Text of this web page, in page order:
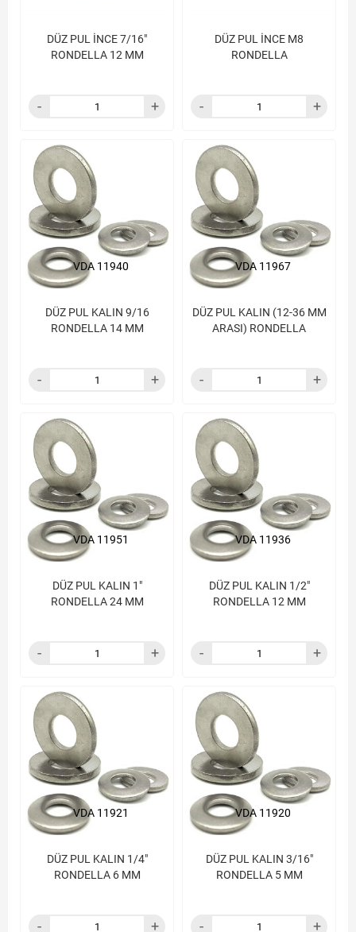
DÜZ PUL İNCE 7/16"
RONDELLA 12 MM
DÜZ PUL İNCE M8
RONDELLA
DÜZ PUL KALIN 9/16
RONDELLA 14 MM
VDA 11940
DÜZ PUL KALIN (12-36 MM
ARASI) RONDELLA
VDA 11967
DÜZ PUL KALIN 1"
RONDELLA 24 MM
VDA 11951
DÜZ PUL KALIN 1/2"
RONDELLA 12 MM
VDA 11936
DÜZ PUL KALIN 1/4"
RONDELLA 6 MM
VDA 11921
DÜZ PUL KALIN 3/16"
RONDELLA 5 MM
VDA 11920